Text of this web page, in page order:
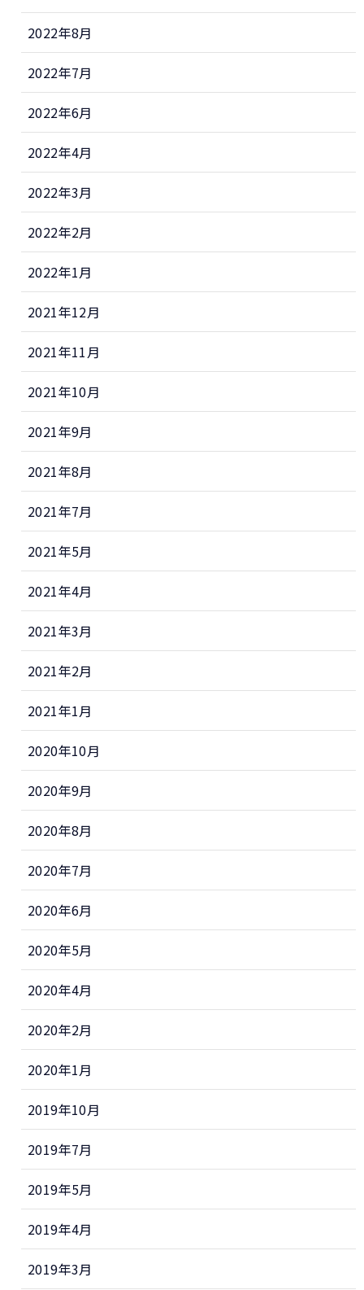
2022年8月
2022年7月
2022年6月
2022年4月
2022年3月
2022年2月
2022年1月
2021年12月
2021年11月
2021年10月
2021年9月
2021年8月
2021年7月
2021年5月
2021年4月
2021年3月
2021年2月
2021年1月
2020年10月
2020年9月
2020年8月
2020年7月
2020年6月
2020年5月
2020年4月
2020年2月
2020年1月
2019年10月
2019年7月
2019年5月
2019年4月
2019年3月